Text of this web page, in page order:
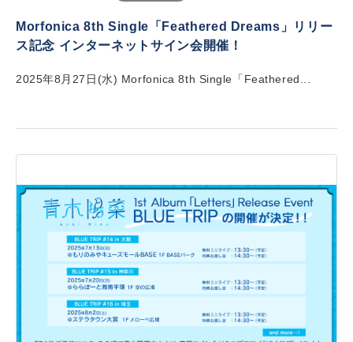
Morfonica 8th Single「Feathered Dreams」リリー
ス記念 インターネットサイン会開催！
2025年8月27日(水) Morfonica 8th Single「Feathered...